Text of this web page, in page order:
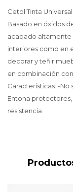
Cetol Tinta
Basado en óxidos
acabado
interiores como en
decorar y teñir
en combinación
Características: -No
Entona
resistencia